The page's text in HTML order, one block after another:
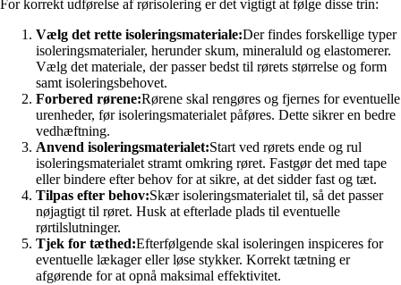
For korrekt udførelse af rørisolering er det vigtigt at følge disse trin:
Vælg det rette isoleringsmateriale:Der findes forskellige typer
isoleringsmaterialer, herunder skum, mineraluld og elastomerer.
Vælg det materiale, der passer bedst til rørets størrelse og form
samt isoleringsbehovet.
Forbered rørene:Rørene skal rengøres og fjernes for eventuelle
urenheder, før isoleringsmaterialet påføres. Dette sikrer en bedre
vedhæftning.
Anvend isoleringsmaterialet:Start ved rørets ende og rul
isoleringsmaterialet stramt omkring røret. Fastgør det med tape
eller bindere efter behov for at sikre, at det sidder fast og tæt.
Tilpas efter behov:Skær isoleringsmaterialet til, så det passer
nøjagtigt til røret. Husk at efterlade plads til eventuelle
rørtilslutninger.
Tjek for tæthed:Efterfølgende skal isoleringen inspiceres for
eventuelle lækager eller løse stykker. Korrekt tætning er
afgørende for at opnå maksimal effektivitet.